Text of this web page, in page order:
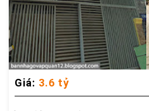
Giá: 3.6 tỷ